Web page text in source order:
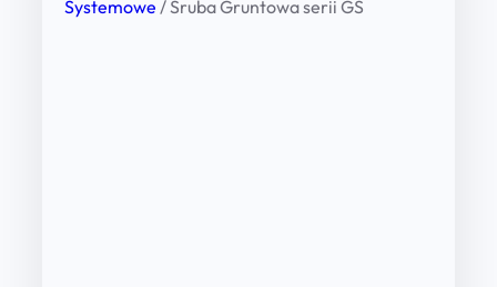
Systemowe / Śruba Gruntowa serii GS